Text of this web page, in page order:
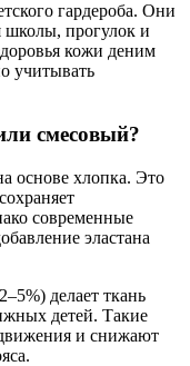
гардероба. Они
школы, прогулок и
кожи деним
учитывать
смесовый?
основе хлопка. Это
современные
эластана
делает ткань
детей. Такие
и снижают